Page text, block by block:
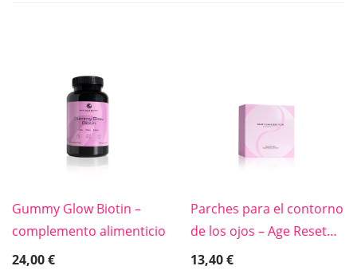
Gummy Glow Biotin –
complemento alimenticio
24,00€
Parches para el contorno
de los ojos – Age Reset
Complex
13,40€